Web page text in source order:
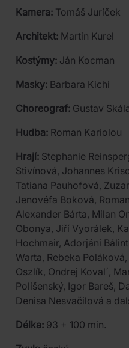
Kamera: Tomáš Juríček
Architekt: Martin Kurel
Kostýmy: Ján Kocman
Masky: Barbara Kichi
Choreograf: Gustav
Hudba: Roman Kariolou
Hrají: Stephanie
Stivínová, Johannes
Tatiana Pauhofová,
Jenovéfa Boková,
Alexander Bárta, Milan
Obonya, Jiří Vyorálek,
Hochmair, Adorjáni
Warta, Rebeka
Oszlík, Ondrej Koval´,
Polišenský, Igor Bareš,
Denisa Nesvačilová a
Délka: 93 + 100 min.